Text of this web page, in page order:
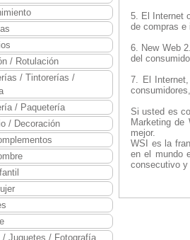
/ Rotulación
/ Tintorerías /
/ Paquetería
/ Decoración
/ Juguetes / Fotografía
5. El Internet
de compras e
6. New Web
del
7. El
Si usted es
Marketing
mejor.
WSI es la
en el mundo
consecutivo y